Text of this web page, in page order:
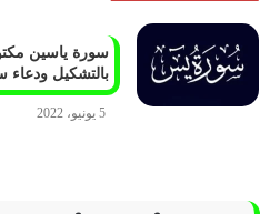
سورة ياسين
بالتشكيل
5 يونيو، 2022